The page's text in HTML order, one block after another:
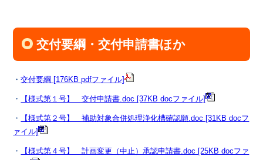
交付要綱・交付申請書ほか
・交付要綱 [176KB pdfファイル]
・ 【様式第１号】 交付申請書.doc [37KB docファイル]
・
【様式第２号】 補助対象合併処理浄化槽確認願.doc [31KB docフ
ァイル]
・ 【様式第４号】 計画変更（中止）承認申請書.doc [25KB docファ